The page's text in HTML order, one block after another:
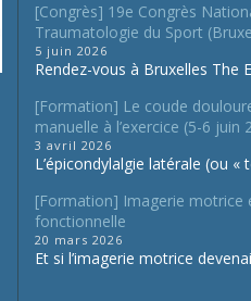
[Congrès] 19e Congrès
Traumatologie du Sport
5 juin 2026
Rendez-vous à Bruxelles The
[Formation] Le coude
manuelle à l’exercice (5-6 juin
3 avril 2026
L’épicondylalgie latérale (ou «
[Formation] Imagerie motrice
fonctionnelle
20 mars 2026
Et si l’imagerie motrice